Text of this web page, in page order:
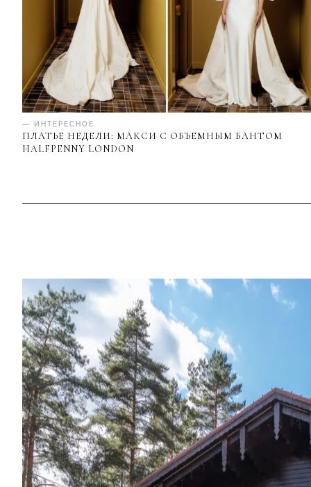
— ИНТЕРЕСНОЕ
ПЛАТЬЕ НЕДЕЛИ: МАКСИ С ОБЪЕМНЫМ БАНТОМ
HALFPENNY LONDON